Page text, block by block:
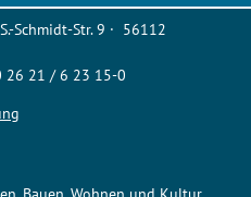
Schmidt-Str. 9 · 56112
26 21 / 6 23 15-0